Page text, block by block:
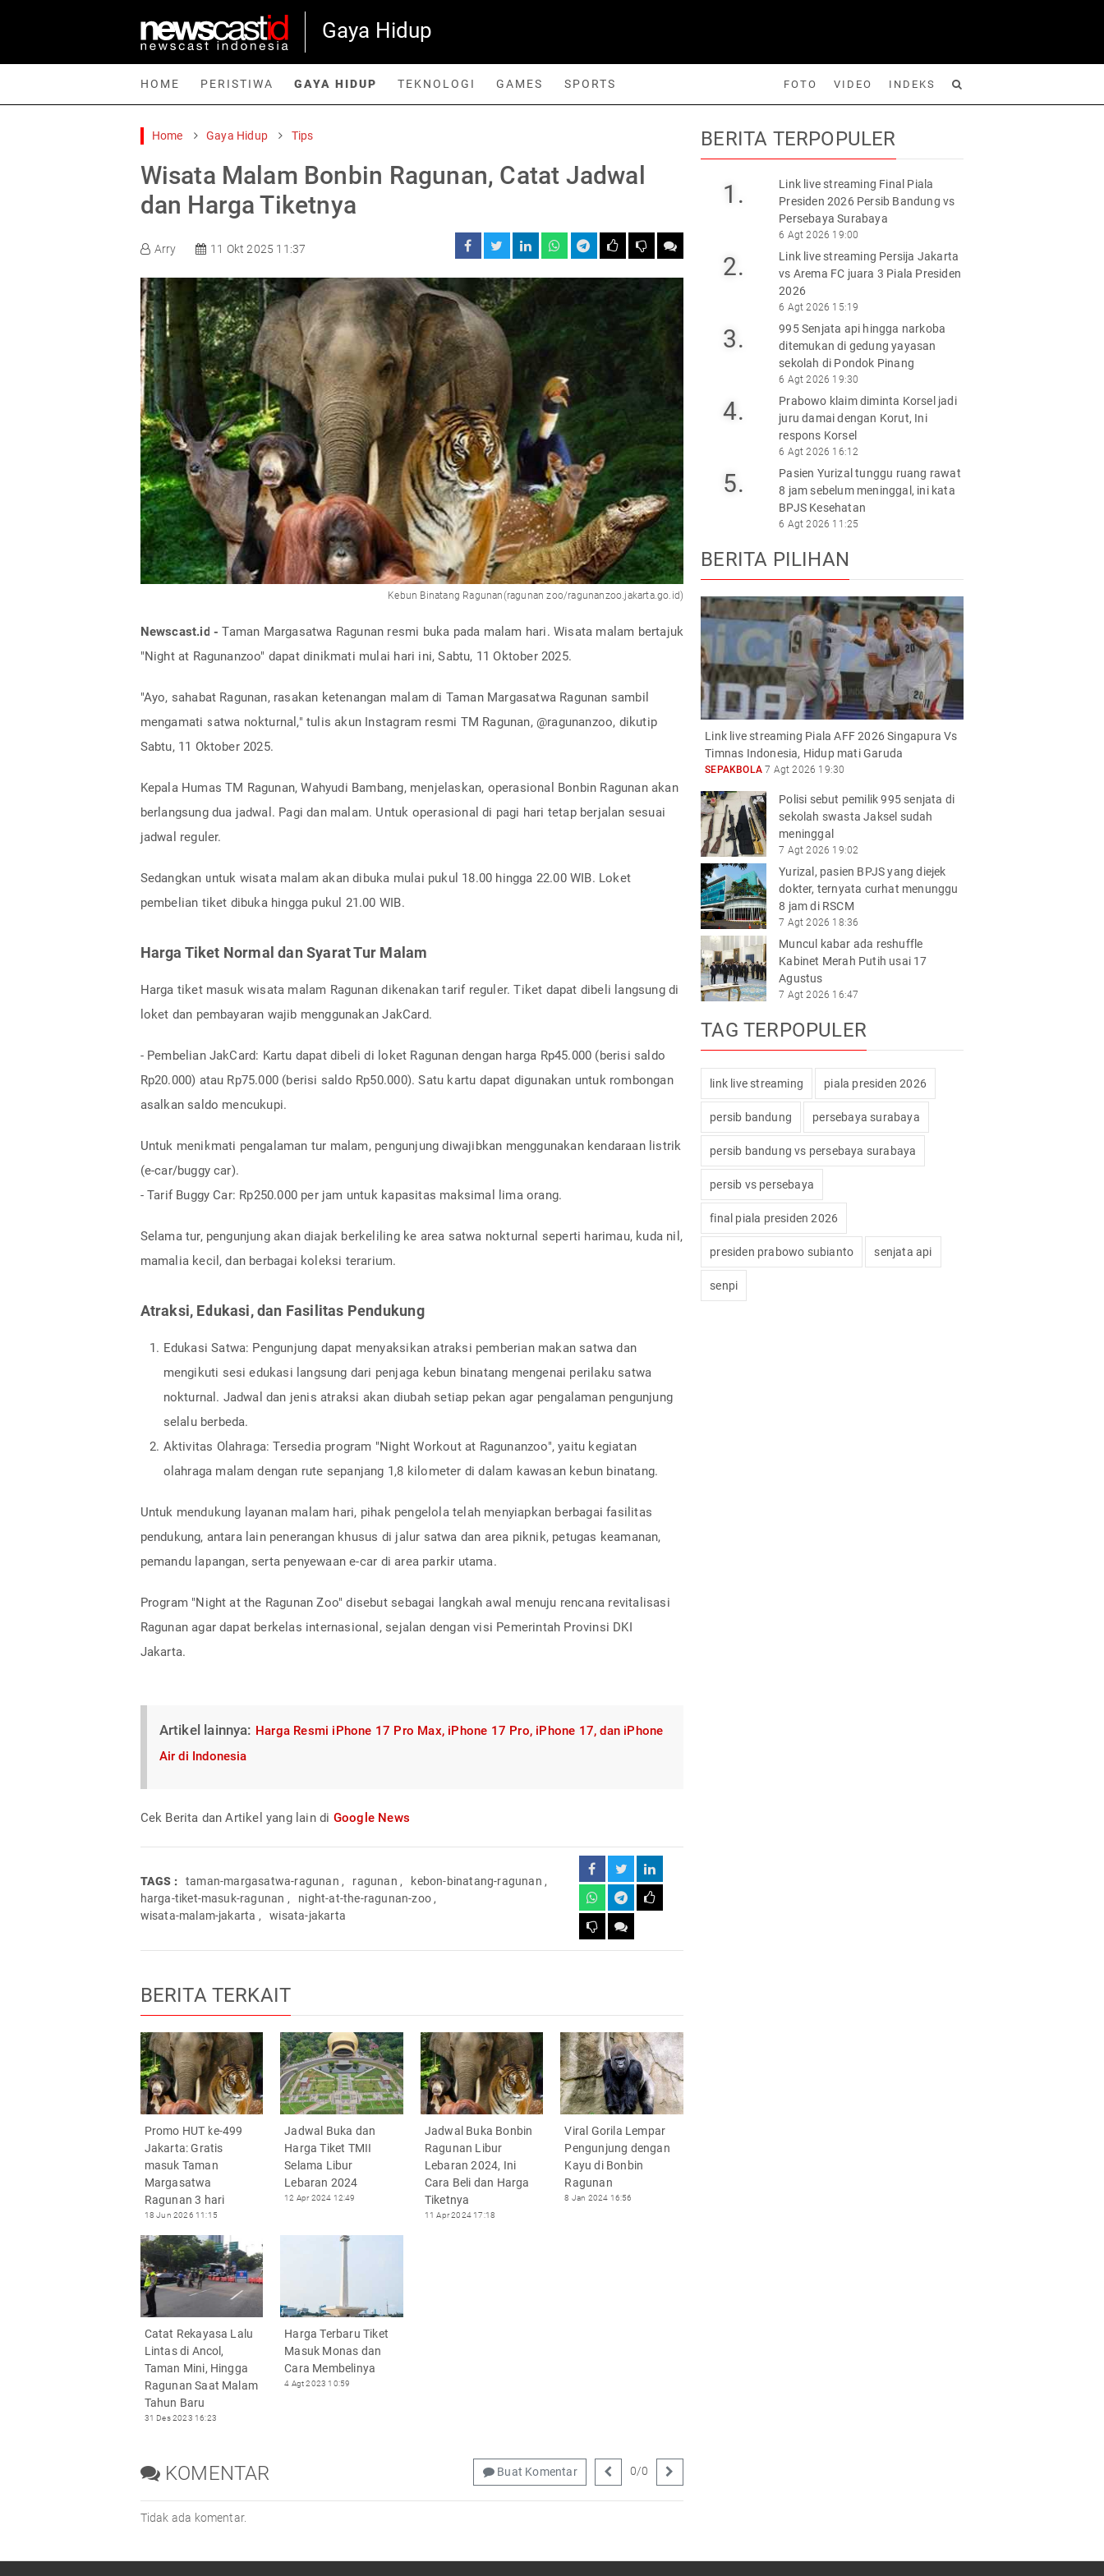
Gaya Hidup
HOME PERISTIWA GAYA HIDUP TEKNOLOGI GAMES SPORTS FOTO VIDEO INDEKS
Gaya Hidup
Foto
Home Gaya Hidup Tips
Wisata Malam Bonbin Ragunan, Catat Jadwal
dan Harga Tiketnya
Arry 11 Okt 2025 11:37
Kebun Binatang Ragunan(ragunan zoo/ragunanzoo.jakarta.go.id)
Newscast.id - Taman Margasatwa Ragunan resmi buka pada malam hari. Wisata malam bertajuk
"Night at Ragunanzoo" dapat dinikmati mulai hari ini, Sabtu, 11 Oktober 2025.
"Ayo, sahabat Ragunan, rasakan ketenangan malam di Taman Margasatwa Ragunan sambil
mengamati satwa nokturnal," tulis akun Instagram resmi TM Ragunan, @ragunanzoo, dikutip
Sabtu, 11 Oktober 2025.
Kepala Humas TM Ragunan, Wahyudi Bambang, menjelaskan, operasional Bonbin Ragunan akan
berlangsung dua jadwal. Pagi dan malam. Untuk operasional di pagi hari tetap berjalan sesuai
jadwal reguler.
Sedangkan untuk wisata malam akan dibuka mulai pukul 18.00 hingga 22.00 WIB. Loket
pembelian tiket dibuka hingga pukul 21.00 WIB.
Harga Tiket Normal dan Syarat Tur Malam
Harga tiket masuk wisata malam Ragunan dikenakan tarif reguler. Tiket dapat dibeli langsung di
loket dan pembayaran wajib menggunakan JakCard.
- Pembelian JakCard: Kartu dapat dibeli di loket Ragunan dengan harga Rp45.000 (berisi saldo
Rp20.000) atau Rp75.000 (berisi saldo Rp50.000). Satu kartu dapat digunakan untuk rombongan
asalkan saldo mencukupi.
Untuk menikmati pengalaman tur malam, pengunjung diwajibkan menggunakan kendaraan listrik
(e-car/buggy car).
- Tarif Buggy Car: Rp250.000 per jam untuk kapasitas maksimal lima orang.
Selama tur, pengunjung akan diajak berkeliling ke area satwa nokturnal seperti harimau, kuda nil,
mamalia kecil, dan berbagai koleksi terarium.
Atraksi, Edukasi, dan Fasilitas Pendukung
Edukasi Satwa: Pengunjung dapat menyaksikan atraksi pemberian makan satwa dan
mengikuti sesi edukasi langsung dari penjaga kebun binatang mengenai perilaku satwa
nokturnal. Jadwal dan jenis atraksi akan diubah setiap pekan agar pengalaman pengunjung
selalu berbeda.
Aktivitas Olahraga: Tersedia program "Night Workout at Ragunanzoo", yaitu kegiatan
olahraga malam dengan rute sepanjang 1,8 kilometer di dalam kawasan kebun binatang.
Untuk mendukung layanan malam hari, pihak pengelola telah menyiapkan berbagai fasilitas
pendukung, antara lain penerangan khusus di jalur satwa dan area piknik, petugas keamanan,
pemandu lapangan, serta penyewaan e-car di area parkir utama.
Program "Night at the Ragunan Zoo" disebut sebagai langkah awal menuju rencana revitalisasi
Ragunan agar dapat berkelas internasional, sejalan dengan visi Pemerintah Provinsi DKI
Jakarta.
Artikel lainnya: Harga Resmi iPhone 17 Pro Max, iPhone 17 Pro, iPhone 17, dan iPhone
Air di Indonesia
Cek Berita dan Artikel yang lain di Google News
TAGS : taman-margasatwa-ragunan , ragunan , kebon-binatang-ragunan ,
harga-tiket-masuk-ragunan , night-at-the-ragunan-zoo,
wisata-malam-jakarta , wisata-jakarta
BERITA TERKAIT
Promo HUT ke-499
Jakarta: Gratis
masuk Taman
Margasatwa
Ragunan 3 hari
18 Jun 2026 11:15
Jadwal Buka dan
Harga Tiket TMII
Selama Libur
Lebaran 2024
12 Apr 2024 12:49
Jadwal Buka Bonbin
Ragunan Libur
Lebaran 2024, Ini
Cara Beli dan Harga
Tiketnya
11 Apr 2024 17:18
Viral Gorila Lempar
Pengunjung dengan
Kayu di Bonbin
Ragunan
8 Jan 2024 16:56
Catat Rekayasa Lalu
Lintas di Ancol,
Taman Mini, Hingga
Ragunan Saat Malam
Tahun Baru
31 Des 2023 16:23
Harga Terbaru Tiket
Masuk Monas dan
Cara Membelinya
4 Agt 2023 10:59
KOMENTAR Buat Komentar 0/0
Tidak ada komentar.
BERITA TERPOPULER
1.
Link live streaming Final Piala
Presiden 2026 Persib Bandung vs
Persebaya Surabaya
6 Agt 2026 19:00
2.
Link live streaming Persija Jakarta
vs Arema FC juara 3 Piala Presiden
2026
6 Agt 2026 15:19
3.
995 Senjata api hingga narkoba
ditemukan di gedung yayasan
sekolah di Pondok Pinang
6 Agt 2026 19:30
4.
Prabowo klaim diminta Korsel jadi
juru damai dengan Korut, Ini
respons Korsel
6 Agt 2026 16:12
5.
Pasien Yurizal tunggu ruang rawat
8 jam sebelum meninggal, ini kata
BPJS Kesehatan
6 Agt 2026 11:25
BERITA PILIHAN
Link live streaming Piala AFF 2026 Singapura Vs
Timnas Indonesia, Hidup mati Garuda
SEPAKBOLA7 Agt 2026 19:30
Polisi sebut pemilik 995 senjata di
sekolah swasta Jaksel sudah
meninggal
7 Agt 2026 19:02
Yurizal, pasien BPJS yang diejek
dokter, ternyata curhat menunggu
8 jam di RSCM
7 Agt 2026 18:36
Muncul kabar ada reshuffle
Kabinet Merah Putih usai 17
Agustus
7 Agt 2026 16:47
TAG TERPOPULER
link live streaming piala presiden 2026
persib bandung persebaya surabaya
persib bandung vs persebaya surabaya
persib vs persebaya
final piala presiden 2026
presiden prabowo subianto senjata api
senpi